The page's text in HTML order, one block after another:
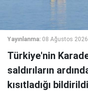
Yayınlanma: 08 Ağustos
Türkiye'nin
saldırıların
kısıtladığı